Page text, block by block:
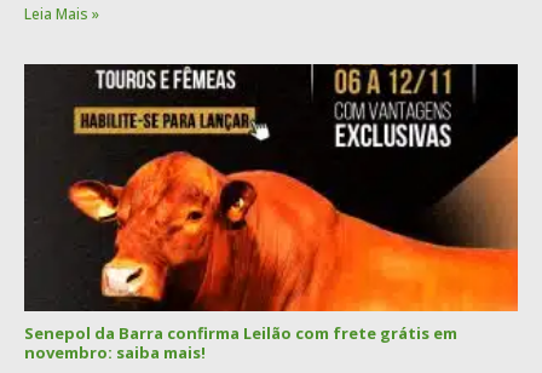
Leia Mais »
Senepol da Barra confirma Leilão com frete grátis em
novembro: saiba mais!